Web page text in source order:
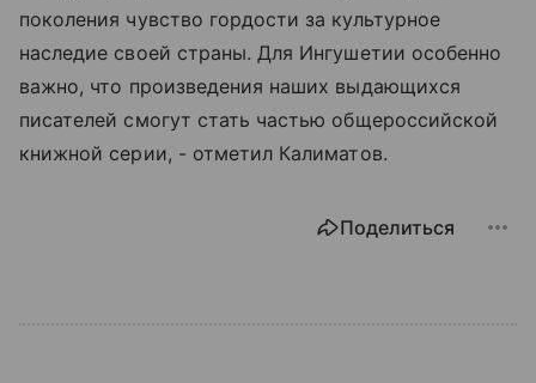
поколения чувство гордости за культурное
наследие своей страны. Для Ингушетии особенно
важно, что произведения наших выдающихся
писателей смогут стать частью общероссийской
книжной серии, - отметил Калиматов.
Поделиться